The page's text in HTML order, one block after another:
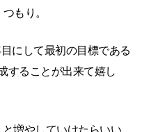
もり。
にして最初の目標である
することが出来て嬉し
と増やしていけたらいい